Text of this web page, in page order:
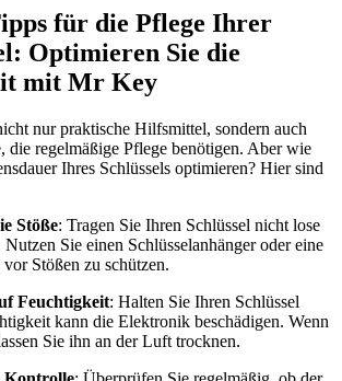
für die Pflege Ihrer
Optimieren Sie die
mit Mr Key
nur praktische Hilfsmittel, sondern auch
die regelmäßige Pflege benötigen. Aber wie
Ihres Schlüssels optimieren? Hier sind
Stöße: Tragen Sie Ihren Schlüssel nicht lose
Nutzen Sie einen Schlüsselanhänger oder eine
Stößen zu schützen.
Feuchtigkeit: Halten Sie Ihren Schlüssel
kann die Elektronik beschädigen. Wenn
Sie ihn an der Luft trocknen.